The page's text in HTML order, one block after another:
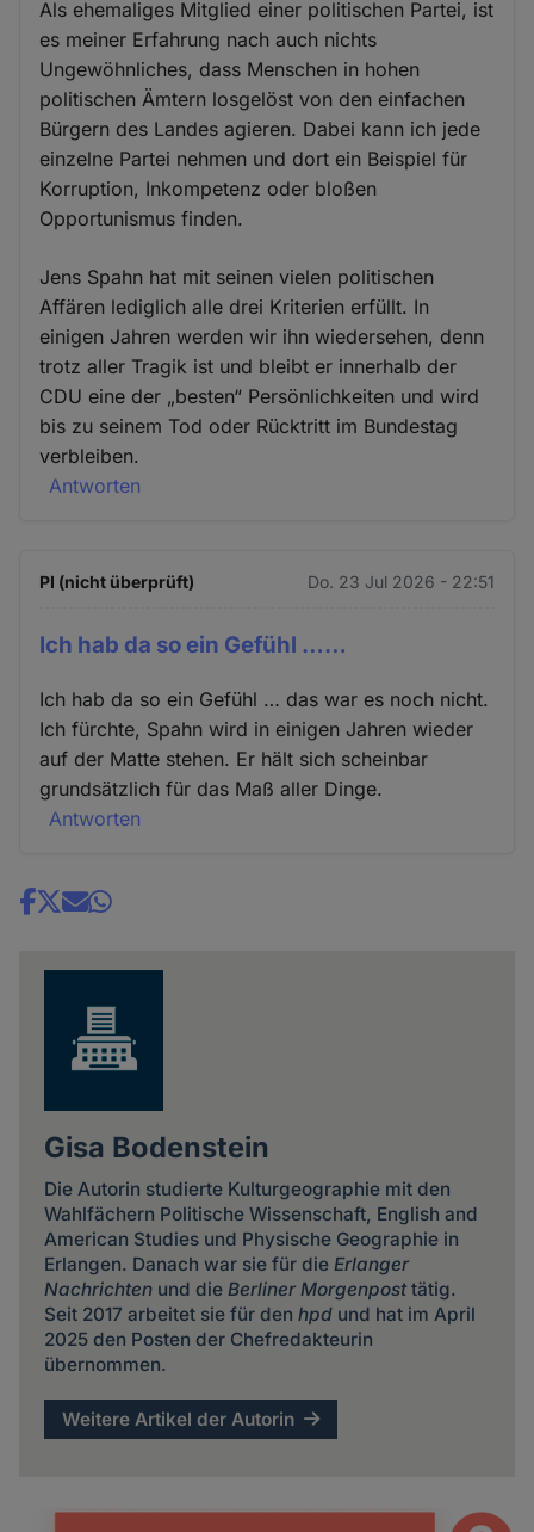
Als ehemaliges Mitglied einer politischen Partei, ist
es meiner Erfahrung nach auch nichts
Ungewöhnliches, dass Menschen in hohen
politischen Ämtern losgelöst von den einfachen
Bürgern des Landes agieren. Dabei kann ich jede
einzelne Partei nehmen und dort ein Beispiel für
Korruption, Inkompetenz oder bloßen
Opportunismus finden.
Jens Spahn hat mit seinen vielen politischen
Affären lediglich alle drei Kriterien erfüllt. In
einigen Jahren werden wir ihn wiedersehen, denn
trotz aller Tragik ist und bleibt er innerhalb der
CDU eine der „besten“ Persönlichkeiten und wird
bis zu seinem Tod oder Rücktritt im Bundestag
verbleiben.
Antworten
PI (nicht überprüft) Do. 23 Jul 2026 - 22:51
Ich hab da so ein Gefühl ……
Ich hab da so ein Gefühl … das war es noch nicht.
Ich fürchte, Spahn wird in einigen Jahren wieder
auf der Matte stehen. Er hält sich scheinbar
grundsätzlich für das Maß aller Dinge.
Antworten
Share
Gisa Bodenstein
Die Autorin studierte Kulturgeographie mit den
Wahlfächern Politische Wissenschaft, English and
American Studies und Physische Geographie in
Erlangen. Danach war sie für die Erlanger
Nachrichtenund die Berliner Morgenposttätig.
Seit 2017 arbeitet sie für den hpdund hat im April
2025 den Posten der Chefredakteurin
übernommen.
Weitere Artikel der Autorin